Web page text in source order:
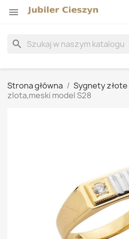

search
Strona główna Sygnety złote
zlota,meski model S28